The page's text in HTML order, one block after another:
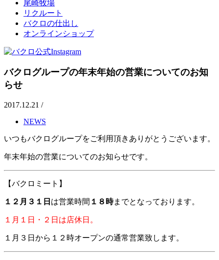
尾崎牧場
リクルート
バクロの仕出し
オンラインショップ
バクログループの年末年始の営業についてのお知
らせ
2017.12.21 /
NEWS
いつもバクログループをご利用頂きありがとうございます。
年末年始の営業についてのお知らせです。
【バクロミート】
１２月３１日 は営業時間 １８時までとなっております。
１月１日・２日は店休日。
１月３日から１２時オープンの通常営業致します。